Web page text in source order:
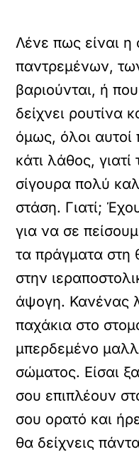
Λένε πως είναι η
παντρεμένων,
βαριούνται, ή
δείχνει ρουτίνα
όμως, όλοι αυτοί
κάτι λάθος, γιατί
σίγουρα πολύ
στάση. Γιατί;
για να σε
τα πράγματα στη
στην
άψογη. Κανένας
παχάκια στο
μπερδεμένο
σώματος. Είσαι
σου επιπλέουν
σου ορατό και
θα δείχνεις